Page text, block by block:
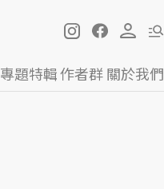
專題特輯作者群關於我們